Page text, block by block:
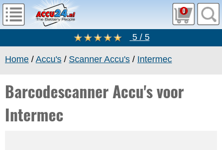
0
5 / 5
Home / Accu's / Scanner Accu's / Intermec
Barcodescanner Accu's voor
Intermec